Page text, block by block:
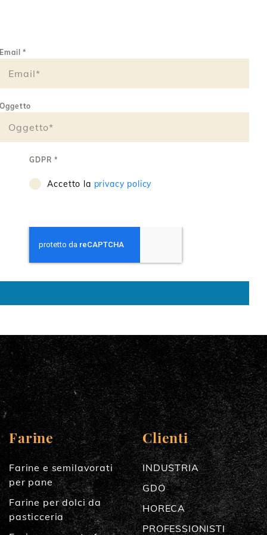
Email*
Oggetto
GDPR *
Accetto la privacy policy
Farine
Farine e semilavorati
per pane
Farine per dolci da
pasticceria
Clienti
INDUSTRIA
GDO
HORECA
PROFESSIONISTI